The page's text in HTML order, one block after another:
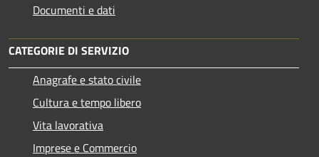
Documenti e dati
CATEGORIE DI SERVIZIO
Anagrafe e stato civile
Cultura e tempo libero
Vita lavorativa
Imprese e Commercio